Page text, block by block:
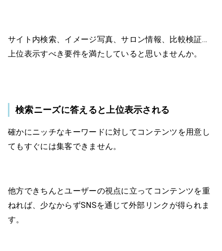
サイト内検索、イメージ写真、サロン情報、比較検証…
上位表示すべき要件を満たしていると思いませんか。
検索ニーズに答えると上位表示される
確かにニッチなキーワードに対してコンテンツを用意し
てもすぐには集客できません。
他方できちんとユーザーの視点に立ってコンテンツを重
ねれば、少なからずSNSを通じて外部リンクが得られま
す。